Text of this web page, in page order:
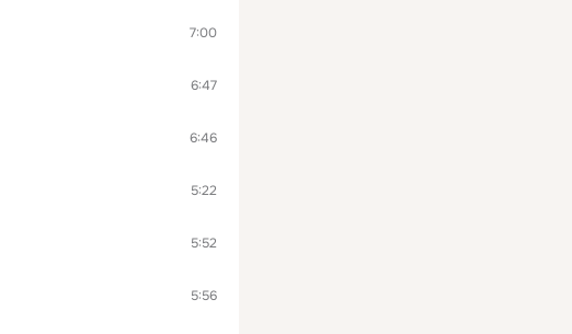
7:00
6:47
6:46
5:22
5:52
5:56